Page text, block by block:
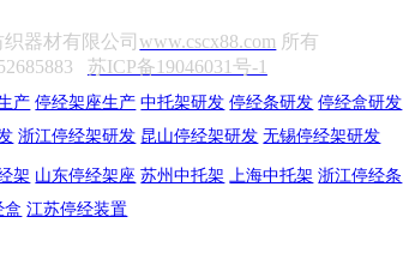
织器材有限公司www.cscx88.com 所有
苏ICP备19046031号-1
产 停经架座生产 中托架研发 停经条研发 停经盒研发
浙江停经架研发 昆山停经架研发 无锡停经架研发
架 山东停经架座 苏州中托架 上海中托架 浙江停经条
盒 江苏停经装置